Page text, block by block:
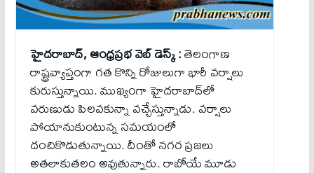
హైద‌రాబాద్‌, ఆంధ్ర‌ప్ర‌భ వెబ్ డెస్క్ :తెలంగాణ
రాష్ట్ర‌వ్యాప్తంగా గ‌త కొన్ని రోజులుగా భారీ వర్షాలు
కురుస్తున్నాయి. ముఖ్యంగా హైద‌రాబాద్‌లో
వ‌రుణుడు పిల‌వ‌కున్నా వ‌చ్చేస్తున్నాడు. వ‌ర్షాలు
పోయానుకుంటున్న స‌మ‌యంలో
దంచికొడుతున్నాయి. దీంతో న‌గ‌ర ప్ర‌జ‌లు
అత‌లాకుత‌లం అవుతున్నారు. రాబోయే మూడు